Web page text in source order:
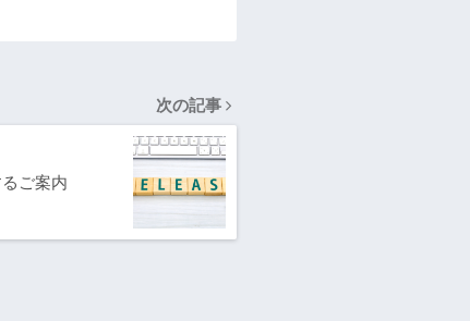
次の記事
ご案内